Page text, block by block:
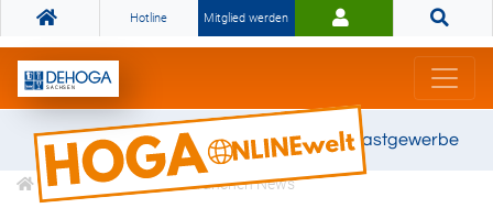
Hotline Mitglied werden
Gemeinsam stark für das Gastgewerbe
Informationen Branchen News